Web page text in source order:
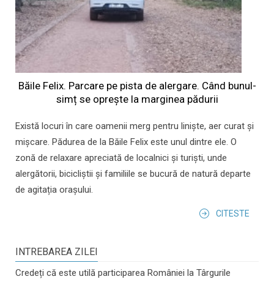
Băile Felix. Parcare pe pista de alergare. Când bunul-
simț se oprește la marginea pădurii
Există locuri în care oamenii merg pentru liniște, aer curat și
mișcare. Pădurea de la Băile Felix este unul dintre ele. O
zonă de relaxare apreciată de localnici și turiști, unde
alergătorii, bicicliștii și familiile se bucură de natură departe
de agitația orașului.
CITESTE
INTREBAREA ZILEI
Credeți că este utilă participarea României la Târgurile